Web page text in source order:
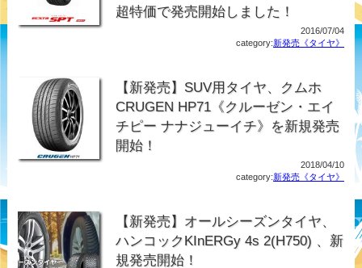
超特価で発売開始しました！
2016/07/04
category:新発売《タイヤ》
【新発売】SUV用タイヤ、クムホ
CRUGEN HP71《クルーゼン・エイ
チピー ナナジューイチ》を新規発売
開始！
2018/04/10
category:新発売《タイヤ》
【新発売】オールシーズンタイヤ、
ハンコックKInERGy 4s 2(H750) 、新
規発売開始！